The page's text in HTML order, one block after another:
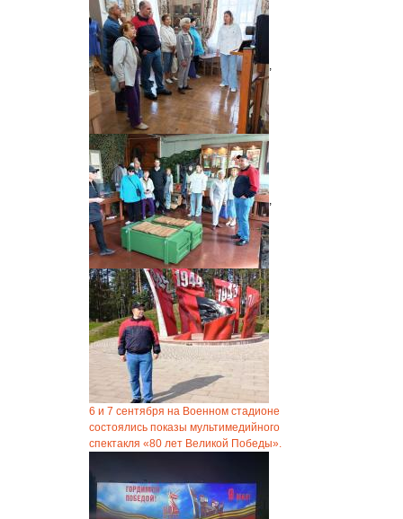
,
,
6 и 7 сентября на Военном стадионе
состоялись показы мультимедийного
спектакля «80 лет Великой Победы».